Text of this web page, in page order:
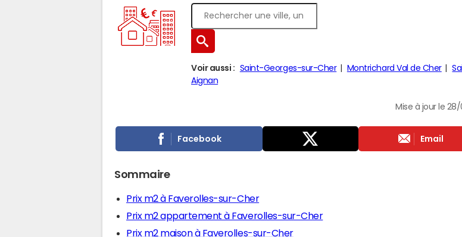
Voir aussi : Saint-Georges-sur-Cher Montrichard Val de Cher
Aignan
Mise à jour le
Facebook Email
Sommaire
Prix m2 à Faverolles-sur-Cher
Prix m2 appartement à Faverolles-sur-Cher
Prix m2 maison à Faverolles-sur-Cher